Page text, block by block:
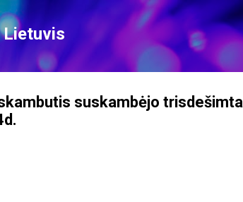
Skip to main content
suskambėjo